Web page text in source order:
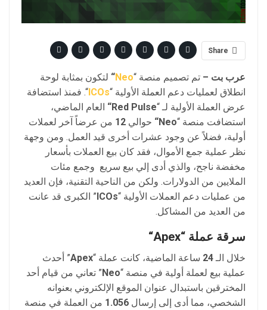
Share
عرب بت – تم تصميم منصة “Neo
“ لتكون بمثابة لوحة
انطلاق لعمليات دعم العملة الأولية “ICOs “. فمنذ استضافة
عرض العملة الأولية لـ “Red Pulse
“ العام الماضي،
استضافت منصة “Neo
“ حوالي 12 من عرضاً آخر لعملات
أولية، فضلاً عن وجود عشرات أخرى قيد العمل. ومن وجهة
نظر عملية جمع الأموال، فقد كان بيع العملات بأسعار
مخفضة ناجح، والذي أدى إلي بيع سريع وجمع مئات
الملايين من الدولارات. ولكن من الناحية التقنية، فإن العديد
من عمليات دعم العملات الأولية “ICOs ” الكبرى قد عانت
من العديد من المشاكل.
سرقة عملة “Apex
“
خلال الـ24 ساعة الماضية، كانت عملة “Apex” أحدث
عملية بيع لعملة أولية في منصة “Neo ” تعاني من قيام أحد
المخترقين باستبدال عنوان الموقع الإلكتروني بعنوانه
الشخصي، مما أدى إلى إرسال 1.056 من العملة في منصة